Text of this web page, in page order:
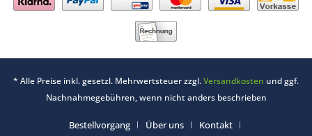
* Alle Preise inkl. gesetzl. Mehrwertsteuer zzgl.Versandkosten und ggf.
Nachnahmegebühren, wenn nicht anders beschrieben
Bestellvorgang Über uns
Kontakt